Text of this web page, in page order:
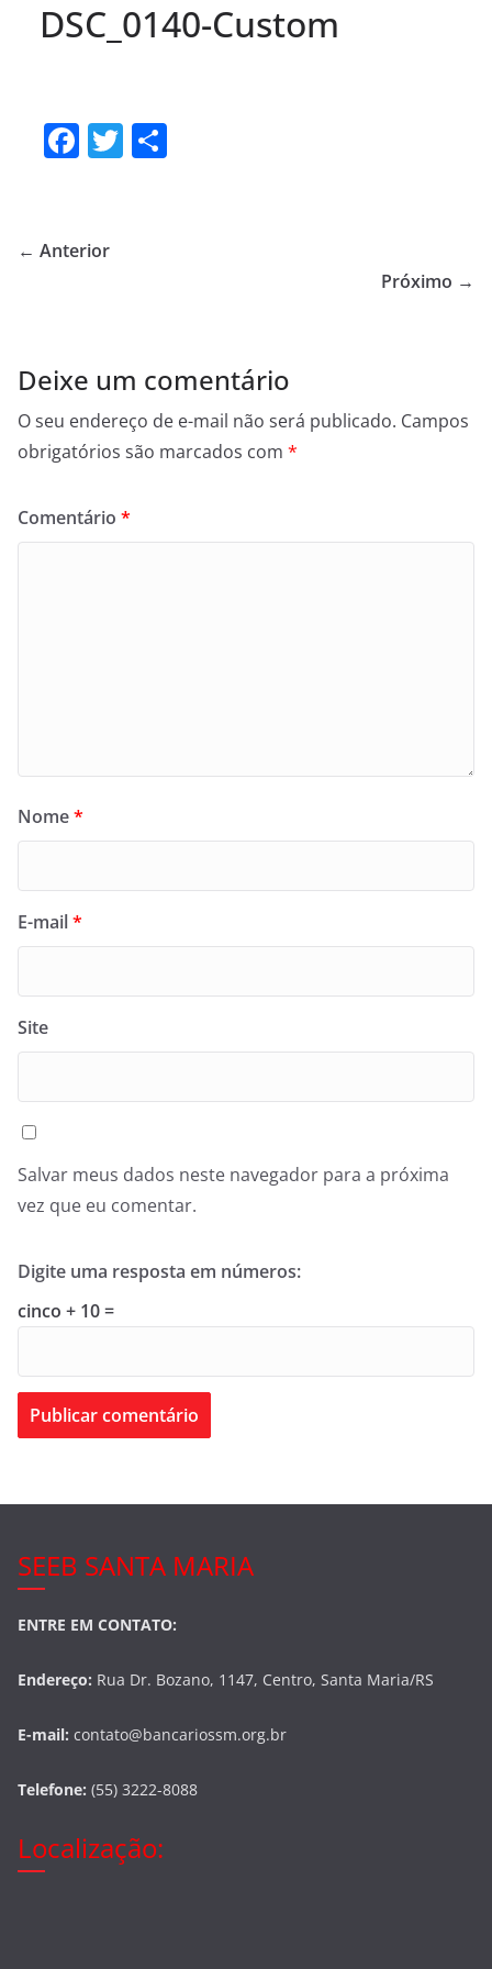
DSC_0140-Custom
F
e
k
T
← Anterior
Próximo →
Deixe um comentário
O seu endereço de e-mail não será publicado. Campos
obrigatórios são marcados com *
Comentário *
Nome*
E-mail*
Site
Salvar meus dados neste navegador para a próxima
vez que eu comentar.
Digite uma resposta em números:
cinco + 10 =
SEEB SANTA MARIA
ENTRE EM CONTATO:
Endereço: Rua Dr. Bozano, 1147, Centro, Santa Maria/RS
E-mail: contato@bancariossm.org.br
Telefone: (55) 3222-8088
Localização: